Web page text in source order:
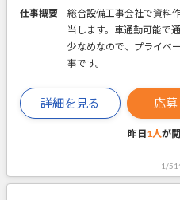
仕事概要
総合設備工事会社で資料
当します。車通勤可能で
少なめなので、プライベ
事です。
詳細を見る 応募
昨日1人が
1/51